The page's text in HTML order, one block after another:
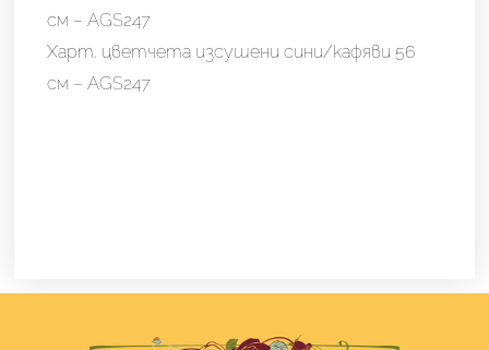
AGS247
см – AGS247
Харт. цветчета изсушени сини/кафяви 56
см – AGS247